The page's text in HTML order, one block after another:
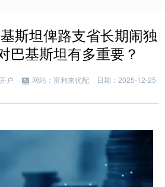
斯坦俾路支省长期闹独
巴基斯坦有多重要？
户 网站：富利来优配
日期：2025-12-25